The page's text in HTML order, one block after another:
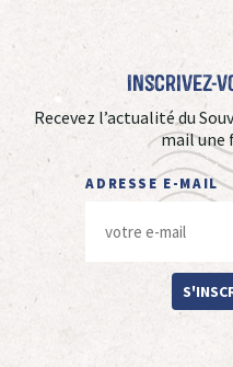
Inscrivez-
Recevez l’actualité du
mail une
ADRESSE E-MAIL